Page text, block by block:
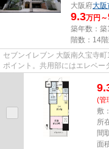
大阪府大阪
9.3万円～
築年数：築
階数：14
セブンイレブン 大阪南久宝寺
ポイント。共用部にはエレベー
充実しています。陽当りも良...
(管
敷
所
間
面